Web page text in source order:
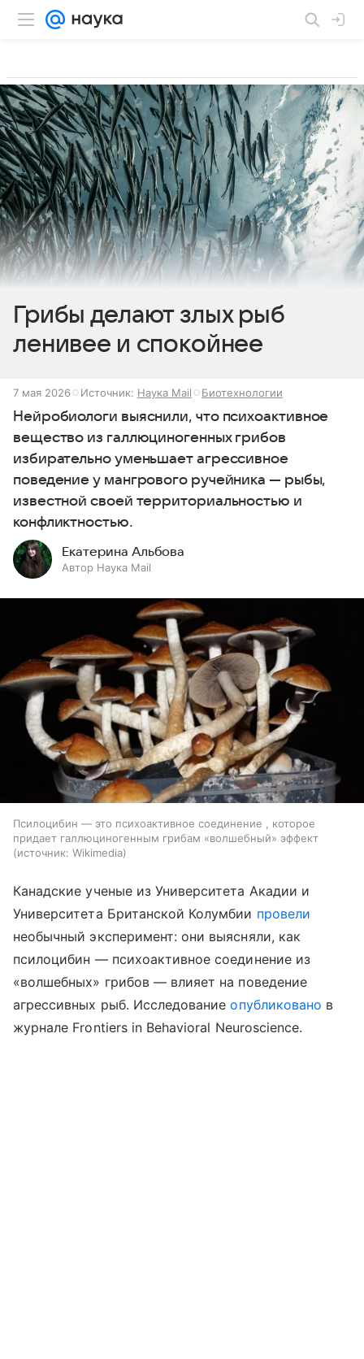
Грибы делают злых рыб
ленивее и спокойнее
7 мая 2026 Источник: Наука Mail Биотехнологии
Нейробиологи выяснили, что психоактивное
вещество из галлюциногенных грибов
избирательно уменьшает агрессивное
поведение у мангрового ручейника — рыбы,
известной своей территориальностью и
конфликтностью.
Екатерина Альбова
Автор Наука Mail
Псилоцибин — это психоактивное соединение , которое
придает галлюциногенным грибам «волшебный» эффект
источник: Wikimedia
Канадские ученые из Университета Акадии и
Университета Британской Колумбии провели
необычный эксперимент: они выясняли, как
псилоцибин — психоактивное соединение из
«волшебных» грибов — влияет на поведение
агрессивных рыб. Исследованиеопубликовано в
журнале Frontiers in Behavioral Neuroscience.